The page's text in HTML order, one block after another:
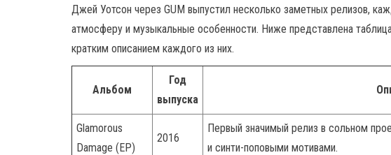
Джей Уотсон через GUM выпустил несколько заметных релизов,
атмосферу и музыкальные особенности. Ниже представлена
кратким описанием каждого из них.
Альбом
Год
выпуска
Glamorous
Damage (EP)
2016
Первый значимый релиз в сольном
и синти-поповыми мотивами.